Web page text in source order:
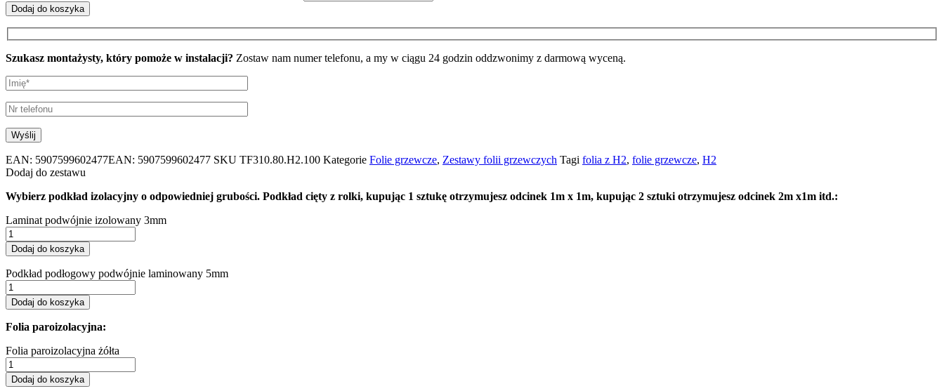
Dodaj do koszyka
Szukasz montażysty, który pomoże w instalacji? Zostaw nam numer telefonu, a my w ciągu 24 godzin oddzwonimy z darmową wyceną.
EAN: 5907599602477EAN: 5907599602477 SKU TF310.80.H2.100 Kategorie Folie grzewcze, Zestawy folii grzewczych Tagi folia z H2, folie grzewcze, H2
Dodaj do zestawu
Wybierz podkład izolacyjny o odpowiedniej grubości. Podkład cięty z rolki, kupując 1 sztukę otrzymujesz odcinek 1m x 1m, kupując 2 sztuki otrzymujesz odcinek 2m x1m itd.:
Laminat podwójnie izolowany 3mm
Dodaj do koszyka
Podkład podłogowy podwójnie laminowany 5mm
Dodaj do koszyka
Folia paroizolacyjna:
Folia paroizolacyjna żółta
Dodaj do koszyka